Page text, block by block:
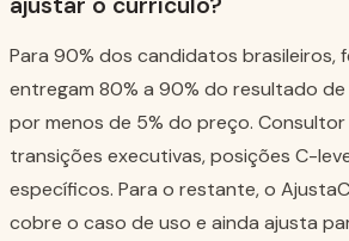
Para 90% dos candidatos brasileiros,
entregam 80% a 90% do resultado
por menos de 5% do preço.
transições executivas, posições C-
específicos. Para o restante, o
cobre o caso de uso e ainda ajusta